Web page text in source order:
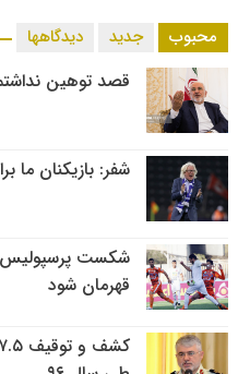
محبوب جدید دیدگاهها
قصد توهین
شفر: بازیکنان ما
شکست پرسپولیس
قهرمان شود